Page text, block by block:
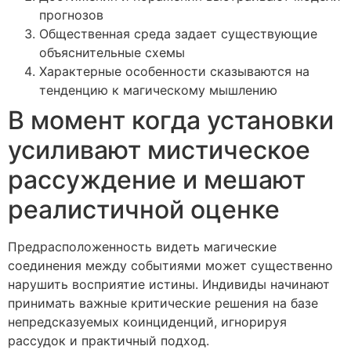
прогнозов
Общественная среда задает существующие
объяснительные схемы
Характерные особенности сказываются на
тенденцию к магическому мышлению
В момент когда установки
усиливают мистическое
рассуждение и мешают
реалистичной оценке
Предрасположенность видеть магические
соединения между событиями может существенно
нарушить восприятие истины. Индивиды начинают
принимать важные критические решения на базе
непредсказуемых коинциденций, игнорируя
рассудок и практичный подход.